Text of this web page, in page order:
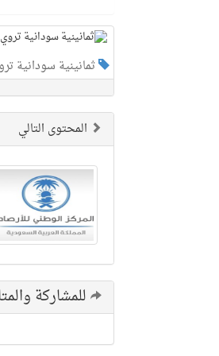
ثمانينية سودانية
المحتوى التالي
للمشاركة